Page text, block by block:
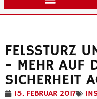
FELSSTURZ
- MEHR AUF
SICHERHEIT
15. FEBRUAR 2017